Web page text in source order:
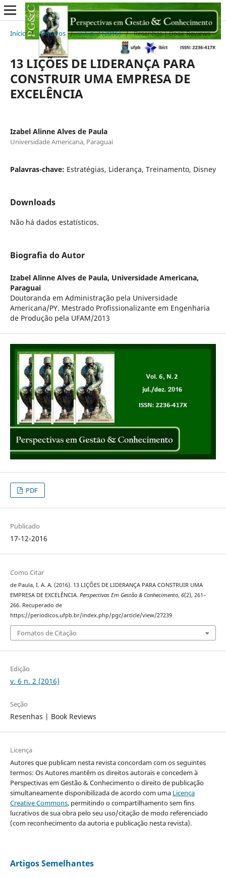
Início / Arquivos / v. 6 n. 2 (2016) / Resenhas | Book Reviews
13 LIÇÕES DE LIDERANÇA PARA
CONSTRUIR UMA EMPRESA DE
EXCELÊNCIA
Izabel Alinne Alves de Paula
Universidade Americana, Paraguai
Palavras-chave: Estratégias, Liderança, Treinamento, Disney
Downloads
Não há dados estatísticos.
Biografia do Autor
Izabel Alinne Alves de Paula, Universidade Americana,
Paraguai
Doutoranda em Administração pela Universidade
Americana/PY. Mestrado Profissionalizante em Engenharia
de Produção pela UFAM/2013
PDF
Publicado
17-12-2016
Como Citar
de Paula, I. A. A. (2016). 13 LIÇÕES DE LIDERANÇA PARA CONSTRUIR UMA
EMPRESA DE EXCELÊNCIA. Perspectivas Em Gestão & Conhecimento, 6(2), 261–
266. Recuperado de
https://periodicos.ufpb.br/index.php/pgc/article/view/27239
Fomatos de Citação
Edição
v. 6 n. 2 (2016)
Seção
Resenhas | Book Reviews
Licença
Autores que publicam nesta revista concordam com os seguintes
termos: Os Autores mantêm os direitos autorais e concedem à
Perspectivas em Gestão & Conhecimento o direito de publicação
simultaneamente disponibilizada de acordo com uma Licença
Creative Commons, permitindo o compartilhamento sem fins
lucrativos de sua obra pelo seu uso/citação de modo referenciado
(com reconhecimento da autoria e publicação nesta revista).
Artigos Semelhantes